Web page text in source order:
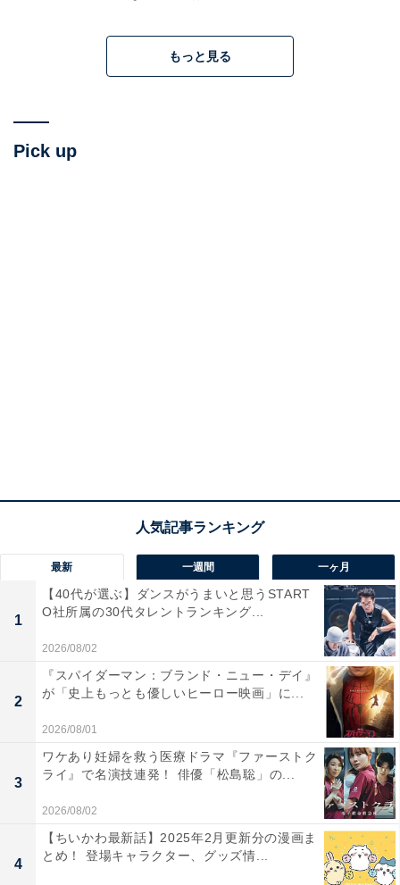
の中でも、特にホラーというジャンルは、「暗がり」
「他に邪魔の入らない」環境の映画館でこそ、作品が真
で、吹雪や風の音に重ねられたり、南京錠をガチャガチ
ャさせるシーンでも「かぶされている」のだとか。
さらに、聞こえるか聞こえないかのレベルで、夫の稔
（北山宏光）や息子の晶（子役の山谷碧都）を呼ぶ女性
の声も「まぶされている」そうです。
内藤瑛亮監督いわく「（悲鳴が）聞こえすぎるとあざと
いし、画面上の役者の芝居の邪魔になってしまう」「か
といって、聞こえなければ入れる意味がない」というさ
じ加減が本当に難しかったそうで、なんとか繊細なバラ
ンスで成立させることができたのだとか。
「ほんのわず
かな悲鳴を聞きこぼさない」ことによる恐怖も、やはり
映画館でこそのものだと思います。
もっと見る
Pick up
最新 一週間 一ヶ月
1
【40代が選ぶ】ダンスがうまいと思うSTART
O社所属の30代タレントランキング...
2026/08/02
2
『スパイダーマン：ブランド・ニュー・デイ』
が「史上もっとも優しいヒーロー映画」に...
2026/08/01
3
ワケあり妊婦を救う医療ドラマ『ファーストク
ライ』で名演技連発！ 俳優「松島聡」の...
2026/08/02
4
【ちいかわ最新話】2025年2月更新分の漫画ま
とめ！ 登場キャラクター、グッズ情...